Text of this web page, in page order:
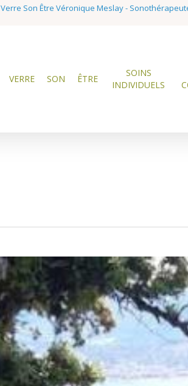
Verre Son Être Véronique Meslay -
VERRE SON ÊTRE
SOINS
INDIVIDUELS